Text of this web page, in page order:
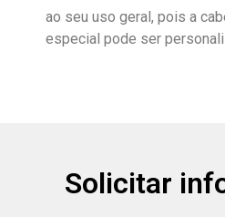
ao seu uso geral, pois a
especial pode ser
Solicitar